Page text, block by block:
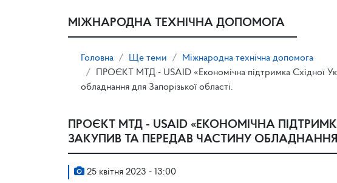
МІЖНАРОДНА ТЕХНІЧНА ДОПОМОГА
Головна Ще теми
Міжнародна технічна допомога
ПРОЄКТ МТД - USAID «Економічна підтримка Східної
обладнання для Запорізької області.
ПРОЄКТ МТД - USAID «ЕКОНОМІЧНА
ЗАКУПИВ ТА ПЕРЕДАВ ЧАСТИНУ ОБЛАДНАННЯ
25 квітня 2023 - 13:00